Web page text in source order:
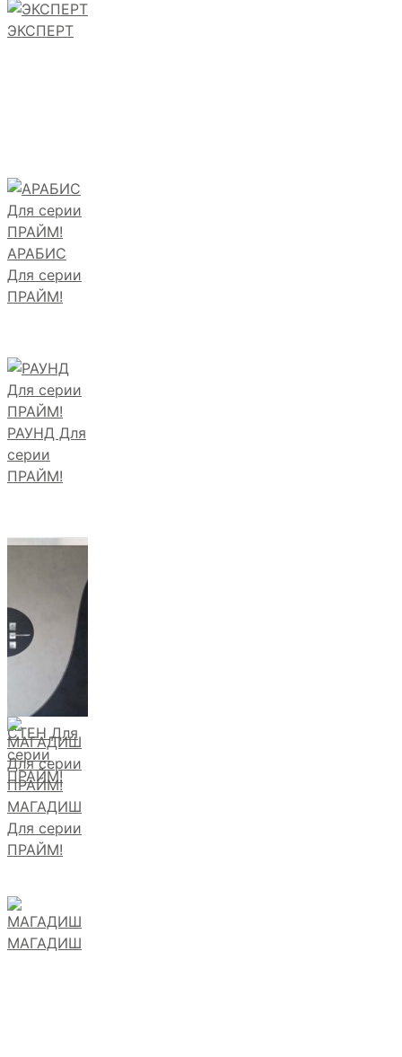
ЭКСПЕРТ
АРАБИС
Для серии
ПРАЙМ!
РАУНД Для
серии
ПРАЙМ!
СТЕН Для
серии
ПРАЙМ!
МАГАДИШ
Для серии
ПРАЙМ!
МАГАДИШ